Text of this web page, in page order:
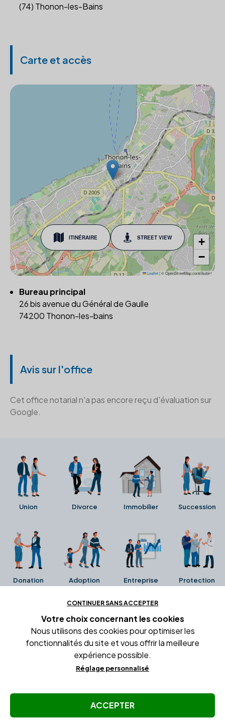
(74) Thonon-les-Bains
Carte et accès
ITINÉRAIRE STREET VIEW
+
−
Leaflet|© OpenStreetMap contributors
Bureau principal
26 bis avenue du Général de Gaulle
74200 Thonon-les-bains
Avis sur l'office
Cet office notarial n'a pas encore reçu d'évaluation sur
Google.
Union Divorce Immobilier Succession
Donation Adoption Entreprise Protection
Ces avis proviennent directement de la fiche Google
Business de l'office notarial. Ils n'ont ni été collectés ni
été vérifiés par Alexia.fr.
Conditions générales d'utilisation
Gestion des cookies
CONTINUER SANS ACCEPTER
Votre choix concernant les cookies
Nous utilisons des cookies pour optimiser les
fonctionnalités du site et vous offrir la meilleure
expérience possible.
Réglage personnalisé
ACCEPTER